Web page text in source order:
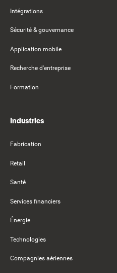
Intégrations
Sécurité & gouvernance
Application mobile
Recherche d'entreprise
Formation
Industries
Fabrication
Retail
Santé
Services financiers
Énergie
Technologies
Compagnies aériennes